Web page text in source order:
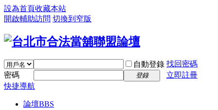
設為首頁收藏本站
開啟輔助訪問 切換到窄版
自動登錄 找回密碼
密碼
登錄
立即註冊
快捷導航
論壇BBS